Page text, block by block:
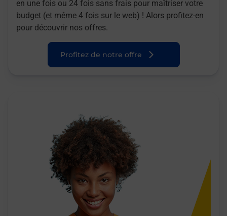
en une fois ou 24 fois sans frais pour maîtriser votre
budget (et même 4 fois sur le web) ! Alors profitez-en
pour découvrir nos offres.
Profitez de notre offre